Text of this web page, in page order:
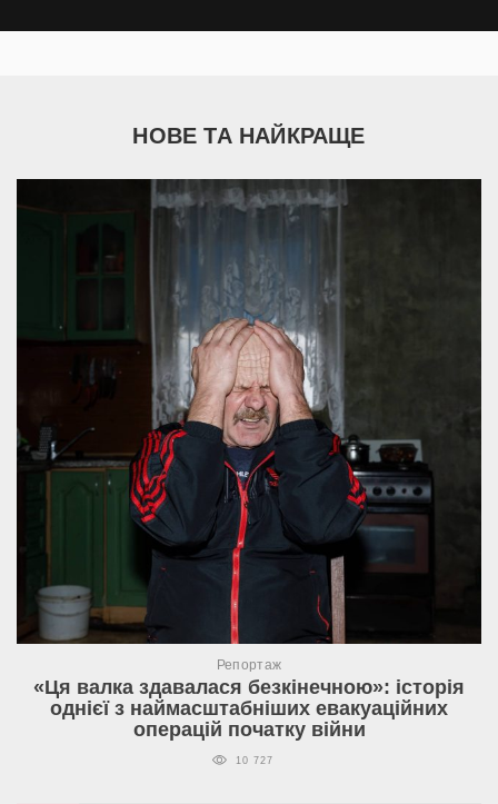
НОВЕ ТА НАЙКРАЩЕ
Репортаж
«Ця валка здавалася безкінечною»: історія
однієї з наймасштабніших евакуаційних
операцій початку війни
10 727